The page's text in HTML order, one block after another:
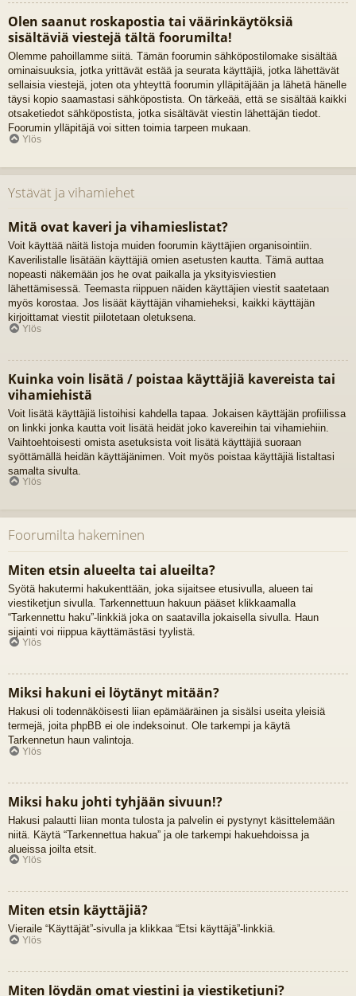
Olen saanut roskapostia tai väärinkäytöksiä
sisältäviä viestejä tältä foorumilta!
Olemme pahoillamme siitä. Tämän foorumin sähköpostilomake sisältää
ominaisuuksia, jotka yrittävät estää ja seurata käyttäjiä, jotka lähettävät
sellaisia viestejä, joten ota yhteyttä foorumin ylläpitäjään ja lähetä hänelle
täysi kopio saamastasi sähköpostista. On tärkeää, että se sisältää kaikki
otsaketiedot sähköpostista, jotka sisältävät viestin lähettäjän tiedot.
Foorumin ylläpitäjä voi sitten toimia tarpeen mukaan.
Ylös
Ystävät ja vihamiehet
Mitä ovat kaveri ja vihamieslistat?
Voit käyttää näitä listoja muiden foorumin käyttäjien organisointiin.
Kaverilistalle lisätään käyttäjiä omien asetusten kautta. Tämä auttaa
nopeasti näkemään jos he ovat paikalla ja yksityisviestien
lähettämisessä. Teemasta riippuen näiden käyttäjien viestit saatetaan
myös korostaa. Jos lisäät käyttäjän vihamieheksi, kaikki käyttäjän
kirjoittamat viestit piilotetaan oletuksena.
Ylös
Kuinka voin lisätä / poistaa käyttäjiä kavereista tai
vihamiehistä
Voit lisätä käyttäjiä listoihisi kahdella tapaa. Jokaisen käyttäjän profiilissa
on linkki jonka kautta voit lisätä heidät joko kavereihin tai vihamiehiin.
Vaihtoehtoisesti omista asetuksista voit lisätä käyttäjiä suoraan
syöttämällä heidän käyttäjänimen. Voit myös poistaa käyttäjiä listaltasi
samalta sivulta.
Ylös
Foorumilta hakeminen
Miten etsin alueelta tai alueilta?
Syötä hakutermi hakukenttään, joka sijaitsee etusivulla, alueen tai
viestiketjun sivulla. Tarkennettuun hakuun pääset klikkaamalla
“Tarkennettu haku”-linkkiä joka on saatavilla jokaisella sivulla. Haun
sijainti voi riippua käyttämästäsi tyylistä.
Ylös
Miksi hakuni ei löytänyt mitään?
Hakusi oli todennäköisesti liian epämääräinen ja sisälsi useita yleisiä
termejä, joita phpBB ei ole indeksoinut. Ole tarkempi ja käytä
Tarkennetun haun valintoja.
Ylös
Miksi haku johti tyhjään sivuun!?
Hakusi palautti liian monta tulosta ja palvelin ei pystynyt käsittelemään
niitä. Käytä “Tarkennettua hakua” ja ole tarkempi hakuehdoissa ja
alueissa joilta etsit.
Ylös
Miten etsin käyttäjiä?
Vieraile “Käyttäjät”-sivulla ja klikkaa “Etsi käyttäjä”-linkkiä.
Ylös
Miten löydän omat viestini ja viestiketjuni?